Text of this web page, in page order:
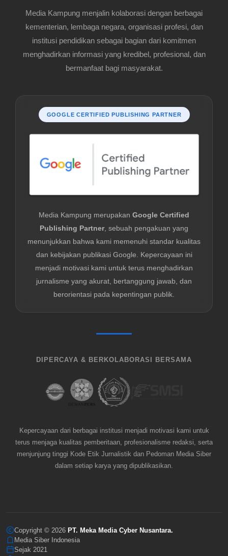
Media Kampung menjalin kolaborasi dengan berbagai
kementerian, lembaga negara, organisasi profesi, dan
institusi pendidikan sebagai bagian dari komitmen
menghadirkan informasi yang kredibel, profesional, dan
bermanfaat bagi masyarakat.
GOOGLE CERTIFIED PUBLISHING PARTNER
Media Kampung merupakan Google Certified
Publishing Partner, sebuah pengakuan yang
menunjukkan bahwa kami memenuhi standar kualitas
dan kebijakan publikasi Google. Kepercayaan ini
menjadi motivasi kami untuk terus menghadirkan
jurnalisme yang akurat, bertanggung jawab, dan
berorientasi pada kepentingan publik.
DIPERCAYA & BERKOLABORASI BERSAMA
Kepercayaan dari berbagai institusi menjadi motivasi kami untuk
terus menjaga kualitas pemberitaan, profesionalisme redaksi, serta
menjunjung tinggi Kode Etik Jurnalistik dan Pedoman Media Siber
dalam setiap karya yang dipublikasikan.
Copyright © 2026 PT. Meka Media Cyber Nusantara.
Media Siber Indonesia
Sejak 2021